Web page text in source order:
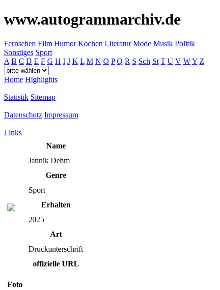
www.autogrammarchiv.de
Fernsehen Film Humor Kochen Literatur Mode Musik Politik
Sonstiges Sport
A B C D E F G H I J K L M N O P Q R S Sch St T U V WY Z
Home Highlights
Statistik Sitemap
Datenschutz Impressum
Links
Name
Jannik Dehm
Genre
Sport
Erhalten
2025
Art
Druckunterschrift
offizielle URL
Foto